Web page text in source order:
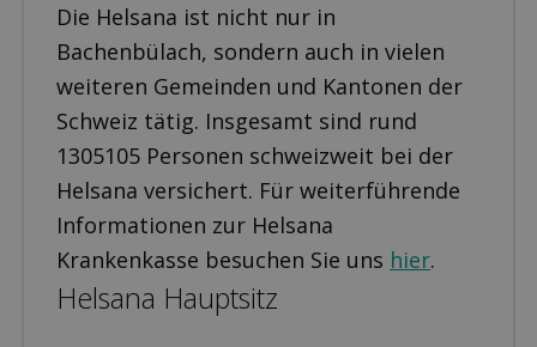
Die Helsana ist nicht nur in
Bachenbülach, sondern auch in vielen
weiteren Gemeinden und Kantonen der
Schweiz tätig. Insgesamt sind rund
1305105 Personen schweizweit bei der
Helsana versichert. Für weiterführende
Informationen zur Helsana
Krankenkasse besuchen Sie uns hier.
Helsana Hauptsitz